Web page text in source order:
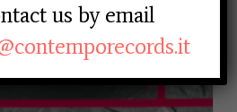
us by email